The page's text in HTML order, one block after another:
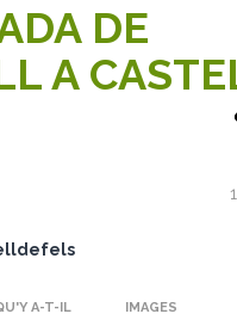
DE
A
A-T-IL IMAGES